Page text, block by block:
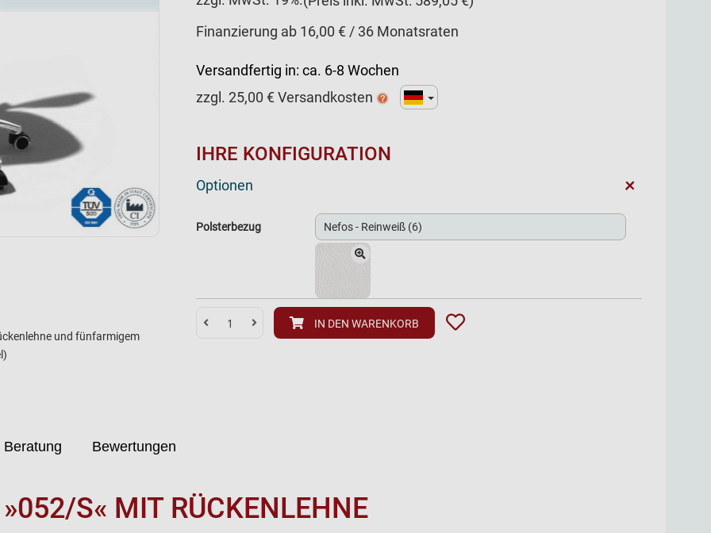
und fünfarmigem
Finanzierung ab 16,00 € / 36 Monatsraten
Versandfertig in: ca. 6-8 Wochen
zzgl.25,00 € Versandkosten
IHRE KONFIGURATION
Optionen +
Polsterbezug
IN DEN WARENKORB
Beratung Bewertungen
S« MIT RÜCKENLEHNE